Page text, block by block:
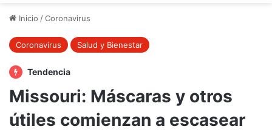
Inicio /Coronavirus
Coronavirus Salud y Bienestar
Tendencia
Missouri: Máscaras y otros
útiles comienzan a escasear